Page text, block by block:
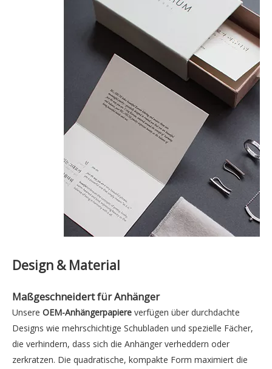
Design & Material
Maßgeschneidert für Anhänger
Unsere OEM-Anhängerpapiere verfügen über durchdachte
Designs wie mehrschichtige Schubladen und spezielle Fächer,
die verhindern, dass sich die Anhänger verheddern oder
zerkratzen. Die quadratische, kompakte Form maximiert die